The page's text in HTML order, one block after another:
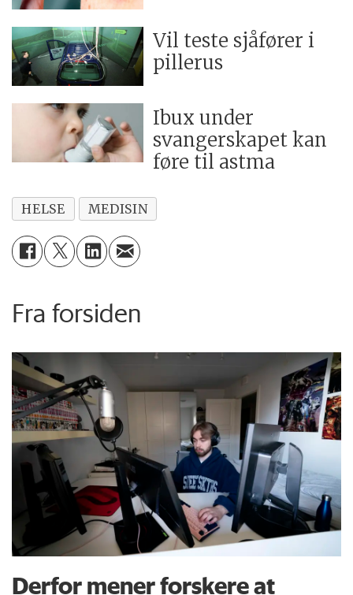
Vil teste sjåfører i
pillerus
Ibux under
svangerskapet kan
føre til astma
HELSE MEDISIN
Fra forsiden
Derfor mener forskere at